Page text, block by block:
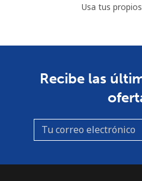
Usa tus
Recibe las